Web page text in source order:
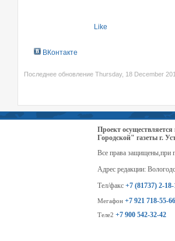
Like
ВКонтакте
Последнее обновление Thursday, 18 December
Проект
Городской" газеты г.
Все права защищены,при
Адрес редакции:
Тел/факс +7 (81737) 2-18-
Мегафон +7 921 718-55-66
Теле2 +7 900 542-32-42